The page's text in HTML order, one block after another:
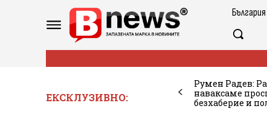
България
ЕКСКЛУЗИВНО:
Румен Радев:
наваксаме
безхаберие и